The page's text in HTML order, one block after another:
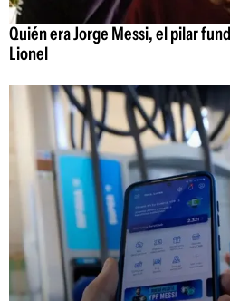
Quién era Jorge Messi, el pilar
Lionel